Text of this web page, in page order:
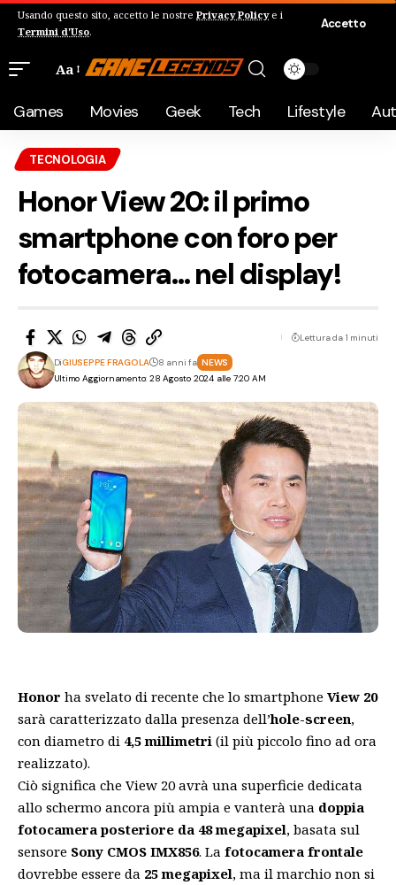
Usando questo sito, accetto le nostre Privacy Policye i
Termini d'Uso.
Accetto
Aa
Games Movies Geek Tech Lifestyle
TECNOLOGIA
Honor View 20: il primo
smartphone con foro per
fotocamera… nel display!
Ultimo Aggiornamento: 28 Agosto 2024 alle 7:20 AM
DiGIUSEPPE FRAGOLA 8 anni fa NEWS
Lettura da 1 minuti
Honor ha svelato di recente che lo smartphone View 20
sarà caratterizzato dalla presenza dell’hole-screen,
con diametro di 4,5 millimetri (il più piccolo fino ad ora
realizzato).
Ciò significa che View 20 avrà una superficie dedicata
allo schermo ancora più ampia e vanterà una doppia
fotocamera posteriore da 48 megapixel, basata sul
sensore Sony CMOS IMX856. La fotocamera frontale
dovrebbe essere da 25 megapixel, ma il marchio non si